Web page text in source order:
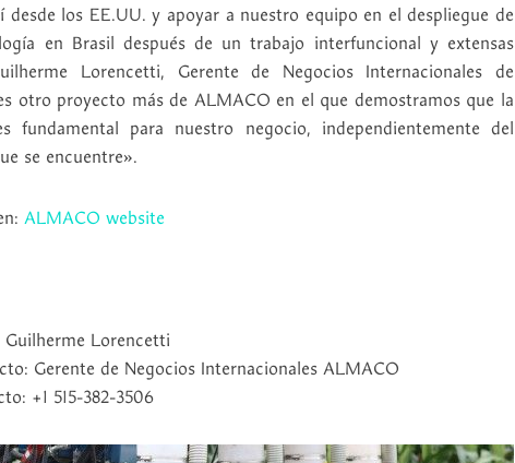
desde los EE.UU. y apoyar a nuestro equipo en el despliegue de
en Brasil después de un trabajo interfuncional y extensas
Lorencetti, Gerente de Negocios Internacionales de
otro proyecto más de ALMACO en el que demostramos que la
fundamental para nuestro negocio, independientemente del
se encuentre».
ALMACO website
Lorencetti
Gerente de Negocios Internacionales ALMACO
+1 515-382-3506